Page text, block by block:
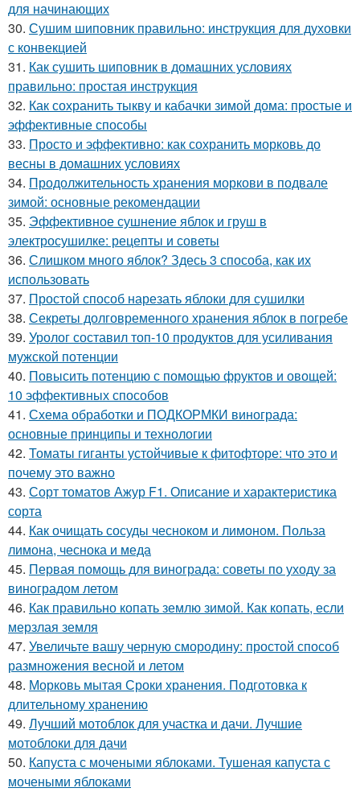
для начинающих
30. Сушим шиповник правильно: инструкция для духовки
с конвекцией
31. Как сушить шиповник в домашних условиях
правильно: простая инструкция
32. Как сохранить тыкву и кабачки зимой дома: простые и
эффективные способы
33. Просто и эффективно: как сохранить морковь до
весны в домашних условиях
34. Продолжительность хранения моркови в подвале
зимой: основные рекомендации
35. Эффективное сушнение яблок и груш в
электросушилке: рецепты и советы
36. Слишком много яблок? Здесь 3 способа, как их
использовать
37. Простой способ нарезать яблоки для сушилки
38. Секреты долговременного хранения яблок в погребе
39. Уролог составил топ-10 продуктов для усиливания
мужской потенции
40. Повысить потенцию с помощью фруктов и овощей:
10 эффективных способов
41. Схема обработки и ПОДКОРМКИ винограда:
основные принципы и технологии
42. Томаты гиганты устойчивые к фитофторе: что это и
почему это важно
43. Сорт томатов Ажур F1. Описание и характеристика
сорта
44. Как очищать сосуды чесноком и лимоном. Польза
лимона, чеснока и меда
45. Первая помощь для винограда: советы по уходу за
виноградом летом
46. Как правильно копать землю зимой. Как копать, если
мерзлая земля
47. Увеличьте вашу черную смородину: простой способ
размножения весной и летом
48. Морковь мытая Сроки хранения. Подготовка к
длительному хранению
49. Лучший мотоблок для участка и дачи. Лучшие
мотоблоки для дачи
50. Капуста с мочеными яблоками. Тушеная капуста с
мочеными яблоками